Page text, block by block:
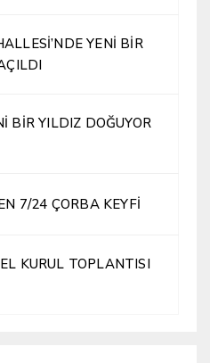
YENİ BİR
BİR YILDIZ DOĞUYOR
7/24 ÇORBA KEYFİ
KURUL TOPLANTISI